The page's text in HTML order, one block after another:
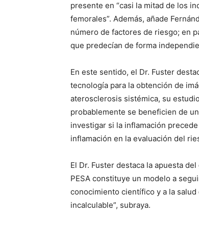
presente en “casi la mitad de los
femorales”. Además, añade
número de factores de riesgo; en
que predecían de forma
En este sentido, el Dr. Fuster
tecnología para la obtención de
aterosclerosis sistémica, su
probablemente se beneficien de
investigar si la inflamación
inflamación en la evaluación del
El Dr. Fuster destaca la apuesta
PESA constituye un modelo a
conocimiento científico y a la
incalculable”, subraya.